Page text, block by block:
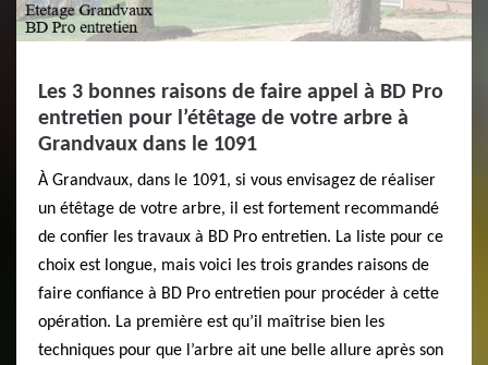
Les 3 bonnes raisons de faire appel à BD Pro
entretien pour l’étêtage de votre arbre à
Grandvaux dans le 1091
À Grandvaux, dans le 1091, si vous envisagez de réaliser
un étêtage de votre arbre, il est fortement recommandé
de confier les travaux à BD Pro entretien. La liste pour ce
choix est longue, mais voici les trois grandes raisons de
faire confiance à BD Pro entretien pour procéder à cette
opération. La première est qu’il maîtrise bien les
techniques pour que l’arbre ait une belle allure après son